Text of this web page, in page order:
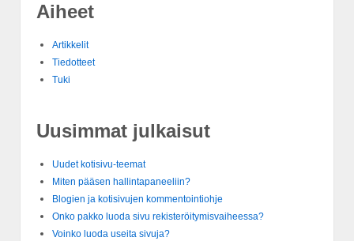
Aiheet
Artikkelit
Tiedotteet
Tuki
Uusimmat julkaisut
Uudet kotisivu-teemat
Miten pääsen hallintapaneeliin?
Blogien ja kotisivujen kommentointiohje
Onko pakko luoda sivu rekisteröitymisvaiheessa?
Voinko luoda useita sivuja?